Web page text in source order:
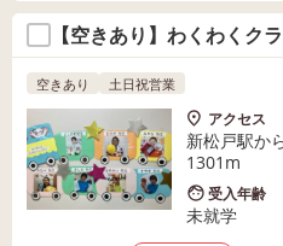
【空きあり】わくわくク
空きあり 土日祝営業
アクセス
新松戸駅か
1301m
受入年齢
未就学